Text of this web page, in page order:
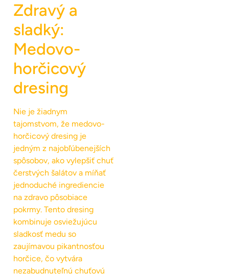
Zdravý a
sladký:
Medovo-
horčicový
dresing
Nie je žiadnym
tajomstvom, že medovo-
horčicový dresing je
jedným z najobľúbenejších
spôsobov, ako vylepšiť chuť
čerstvých šalátov a míňať
jednoduché ingrediencie
na zdravo pôsobiace
pokrmy. Tento dresing
kombinuje osviežujúcu
sladkosť medu so
zaujímavou pikantnosťou
horčice, čo vytvára
nezabudnuteľnú chuťovú